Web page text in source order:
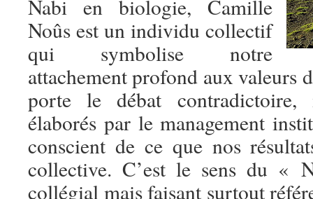
Nabi en biologie, Camille
Noûs est un individu collectif
qui symbolise notre
attachement profond aux valeurs
porte le débat contradictoire,
élaborés par le management
conscient de ce que nos
collective. C’est le sens du «
collégial mais faisant surtout